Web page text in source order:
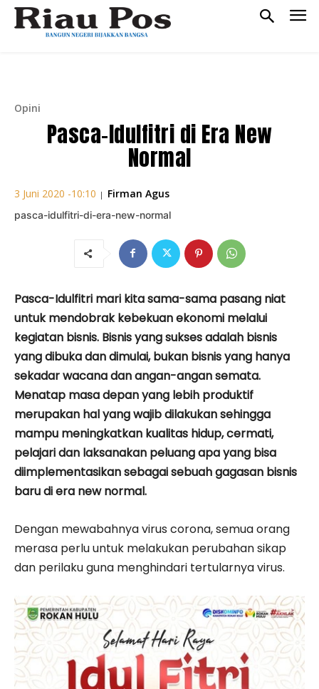
Opini
Pasca-Idulfitri di Era New
Normal
3 Juni 2020 -10:10 | Firman Agus
pasca-idulfitri-di-era-new-normal
Pasca-Idulfitri mari kita sama-sama pasang niat
untuk mendobrak kebekuan ekonomi melalui
kegiatan bisnis. Bisnis yang sukses adalah bisnis
yang dibuka dan dimulai, bukan bisnis yang hanya
sekadar wacana dan angan-angan semata.
Menatap masa depan yang lebih produktif
merupakan hal yang wajib dilakukan sehingga
mampu meningkatkan kualitas hidup, cermati,
pelajari dan laksanakan peluang apa yang bisa
diimplementasikan sebagai sebuah gagasan bisnis
baru di era new normal.
Dengan mewabahnya virus corona, semua orang
merasa perlu untuk melakukan perubahan sikap
dan perilaku guna menghindari tertularnya virus.